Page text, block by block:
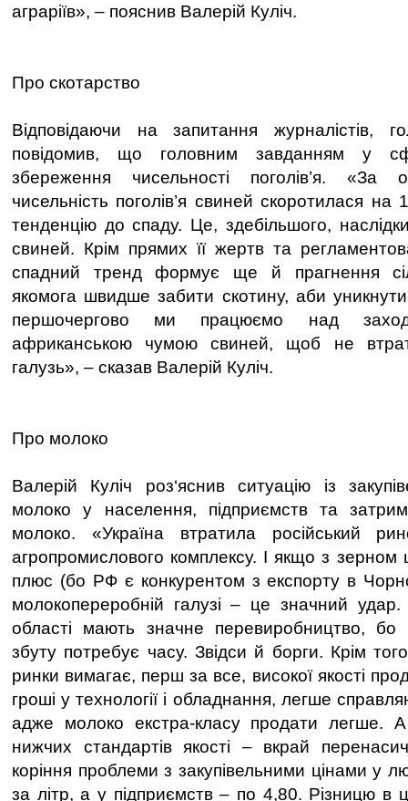
аграріїв», – пояснив Валерій Куліч.
Про скотарство
Відповідаючи на запитання журналістів,
повідомив, що головним завданням у
збереження чисельності поголів’я. «За
чисельність поголів’я свиней скоротилася
тенденцію до спаду. Це, здебільшого,
свиней. Крім прямих її жертв та
спадний тренд формує ще й прагнення
якомога швидше забити скотину, аби
першочергово ми працюємо над
африканською чумою свиней, щоб не
галузь», – сказав Валерій Куліч.
Про молоко
Валерій Куліч роз‘яснив ситуацію із
молоко у населення, підприємств та
молоко. «Україна втратила російський
агропромислового комплексу. І якщо з
плюс (бо РФ є конкурентом з експорту в
молокопереробній галузі – це значний удар.
області мають значне перевиробництво, бо
збуту потребує часу. Звідси й борги. Крім
ринки вимагає, перш за все, високої якості
гроші у технології і обладнання, легше
адже молоко екстра-класу продати легше. А
нижчих стандартів якості – вкрай
коріння проблеми з закупівельними цінами у
за літр, а у підприємств – по 4,80. Різницю в